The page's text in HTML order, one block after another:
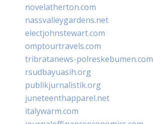
novelatherton.com
nassvalleygardens.net
electjohnstewart.com
omptourtravels.com
tribratanews-polreskebumen.com
rsudbayuasih.org
publikjurnalistik.org
juneteenthapparel.net
italywarm.com